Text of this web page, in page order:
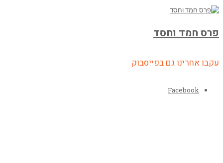
פרס חמד וחסד
עקבו אחרינו גם בפייסבוק
Facebook